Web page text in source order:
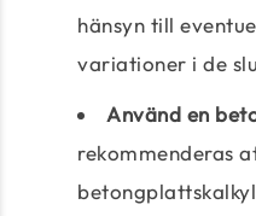
hänsyn till
variationer i de
Använd en
rekommenderas